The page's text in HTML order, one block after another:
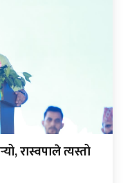
रास्वपाले त्यस्तो